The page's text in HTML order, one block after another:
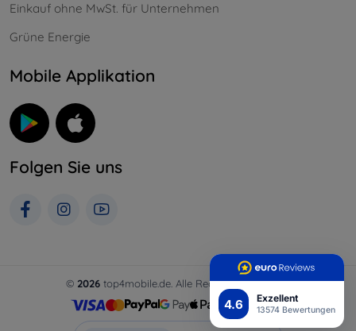
4.6 Exzellent
13574 Bewertungen
Einkauf ohne MwSt. für Unternehmen
Grüne Energie
Mobile Applikation
Folgen Sie uns
© 2026 top4mobile.de. Alle Rechte vorbehalten.